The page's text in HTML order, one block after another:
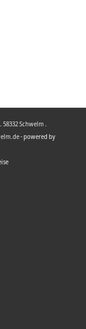
58332 Schwelm .
-powered by